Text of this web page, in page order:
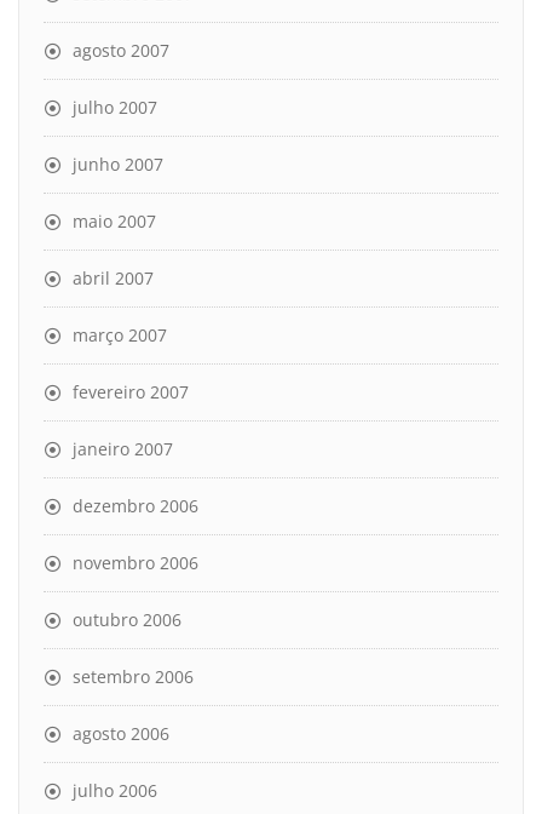
agosto 2007
julho 2007
junho 2007
maio 2007
abril 2007
março 2007
fevereiro 2007
janeiro 2007
dezembro 2006
novembro 2006
outubro 2006
setembro 2006
agosto 2006
julho 2006